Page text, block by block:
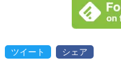
ツイート シェア